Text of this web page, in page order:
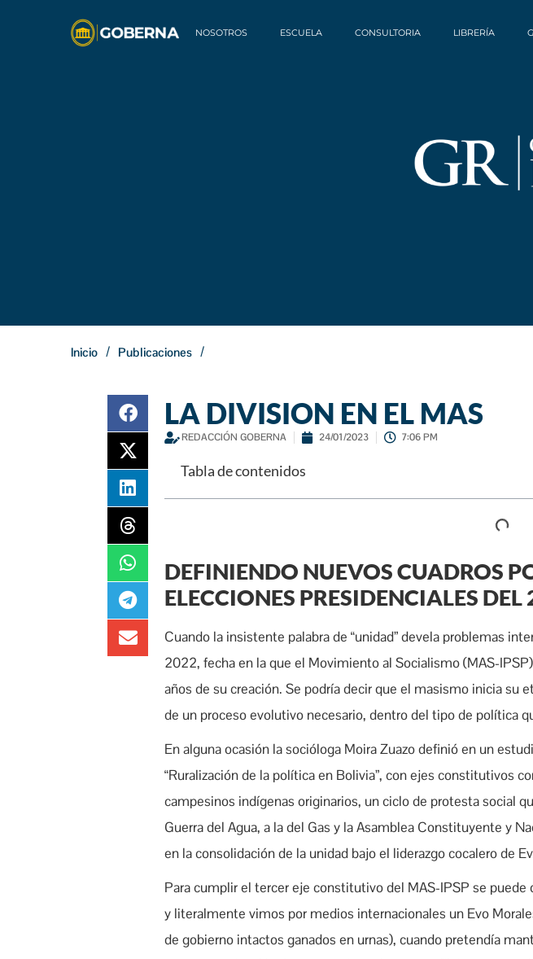
NOSOTROS ESCUELA CONSULTORIA LIBRERÍA
Inicio / Publicaciones /
LA DIVISION EN EL MAS
REDACCIÓN GOBERNA 24/01/2023 7:06 PM
Tabla de contenidos
DEFINIENDO NUEVOS CUADROS
ELECCIONES PRESIDENCIALES DEL
Cuando la insistente palabra de “unidad” devela problemas
2022, fecha en la que el Movimiento al Socialismo (MAS-
años de su creación. Se podría decir que el masismo inicia su
de un proceso evolutivo necesario, dentro del tipo de política
En alguna ocasión la socióloga Moira Zuazo definió en un
“Ruralización de la política en Bolivia”, con ejes constitutivos
campesinos indígenas originarios, un ciclo de protesta social
Guerra del Agua, a la del Gas y la Asamblea Constituyente y
en la consolidación de la unidad bajo el liderazgo cocalero de
Para cumplir el tercer eje constitutivo del MAS-IPSP se
y literalmente vimos por medios internacionales un Evo
de gobierno intactos ganados en urnas), cuando pretendía